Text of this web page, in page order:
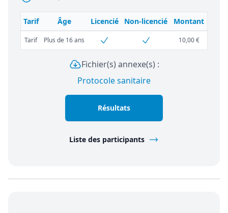
Tarif Âge Licencié Non-licencié Montant
Tarif Plus de 16 ans 10,00 €
Fichier(s) annexe(s) :
Protocole sanitaire
Résultats
Liste des participants